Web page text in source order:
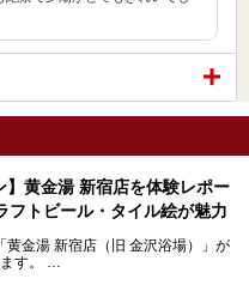
】黄金湯 新宿店を体験レポー
フトビール・タイル絵が魅力
金湯 新宿店（旧 金沢浴場）」が
す。